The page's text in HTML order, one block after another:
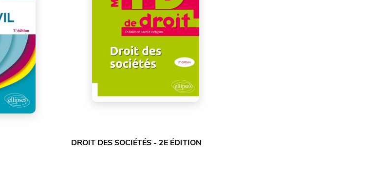
DROIT DES SOCIÉTÉS - 2E ÉDITION